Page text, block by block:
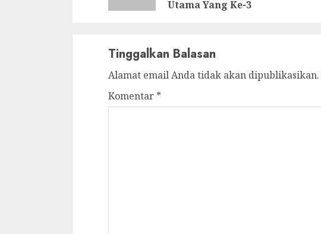
Utama Yang Ke-3
Tinggalkan Balasan
Alamat email Anda tidak akan dipublikasikan.
Komentar *